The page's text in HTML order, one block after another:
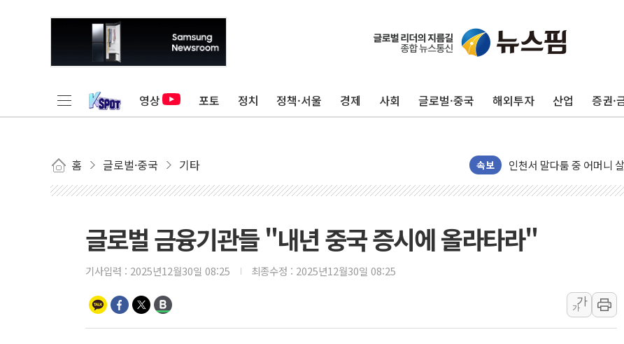
영상 포토 정치 정책·서울 경제 사회 글로벌·중국 해외투자 산업 증권·
홈 글로벌·중국 기타 속보
평택 진위면 공장서 질식
포항 블루밸리 국가산단
[종합] 김민석, 정청래에
민주당 경북도당위원장에
김민석, 강원·대구·경북
[속보] 민주, 강원·대구·
[속보] 민주, 대구 경선 결
[속보] 민주, 강원 경선 결
최태원, 노소영에 9440
하나금융, 명동 소상공인
인천시 광복절 현수막 '태
글로벌 금융기관들 "내년 중국 증시에 올라타라"
기사입력 : 2025년12월30일 08:25 최종수정 : 2025년12월30일 08:25
가
가